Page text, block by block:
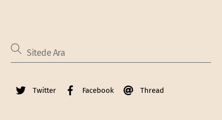
Twitter Facebook Thread